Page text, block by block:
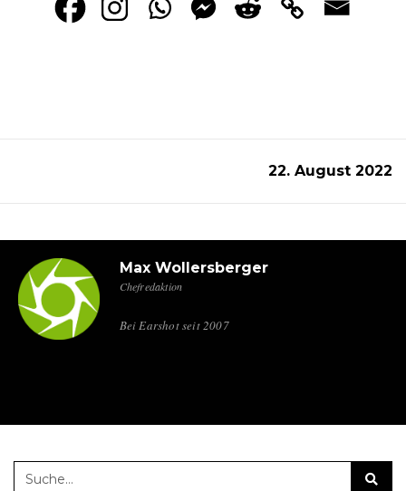
22. August 2022
Max Wollersberger
Chefredaktion
Bei Earshot seit 2007